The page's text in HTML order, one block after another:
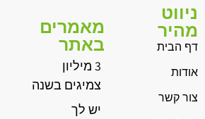
ניווט
מהיר
דף הבית
אודות
צור קשר
מאמרים
באתר
3 מיליון
צמיגים בשנה
יש לך